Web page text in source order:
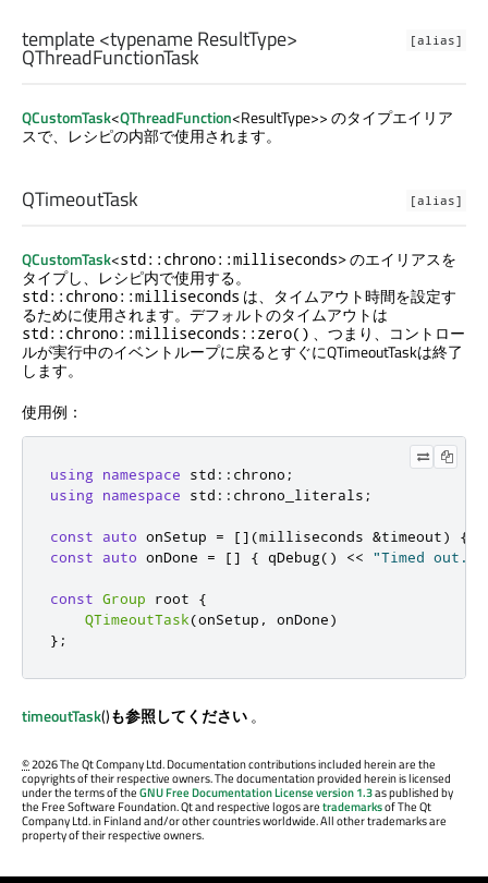
[alias]
template <typename ResultType>
QThreadFunctionTask
QCustomTask<QThreadFunction<ResultType>> のタイプエイリア
スで、レシピの内部で使用されます。
[alias]
QTimeoutTask
QCustomTask<std::chrono::milliseconds>のエイリアスを
タイプし、レシピ内で使用する。
std::chrono::milliseconds は、タイムアウト時間を設定す
るために使用されます。デフォルトのタイムアウトは
std::chrono::milliseconds::zero() 、つまり、コントロー
ルが実行中のイベントループに戻るとすぐにQTimeoutTaskは終了
します。
使用例：
using namespace std :: chrono ;
using
namespace std :: chrono_literals ;
const auto onSetup = [](milliseconds &timeout) {
const
auto onDone = [] { qDebug() << "Timed out."
const Group root {
QTimeoutTask(onSetup , onDone)
};
timeoutTask()も参照してください。
©2026 The Qt Company Ltd. Documentation contributions included herein are the
copyrights of their respective owners. The documentation provided herein is licensed
under the terms of theGNU Free Documentation License version 1.3as published by
the Free Software Foundation. Qt and respective logos aretrademarksof The Qt
Company Ltd. in Finland and/or other countries worldwide. All other trademarks are
property of their respective owners.